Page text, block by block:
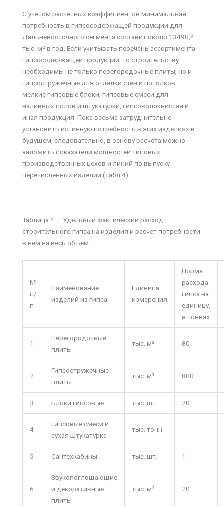
С учетом расчетных коэффициентов минимальная
потребность в гипсосодержащей продукции для
Дальневосточного сегмента составит около 13490,4
тыс. м² в год. Если учитывать перечень ассортимента
гипсосодержащей продукции, то строительству
необходимы не только перегородочные плиты, но и
гипсостружечные для отделки стен и потолков,
мелкие гипсовые блоки, гипсовые смеси для
наливных полов и штукатурки, гипсоволокнистая и
иная продукция. Пока весьма затруднительно
установить истинную потребность в этих изделиях в
будущем, следовательно, в основу расчета можно
заложить показатели мощностей типовых
производственных цехов и линий по выпуску
перечисленных изделий (табл.4).
Таблица 4 — Удельный фактический расход
строительного гипса на изделия и расчет потребности
в нем на весь объем
№
п/
п
Наименование
изделий из гипса
Единица
измерения
Норма
расхода
гипса на
единицу,
в тоннах
1
Перегородочные
плиты
тыс. м² 80
2
Гипсостружечные
плиты
тыс. м³ 800
3 Блоки гипсовые тыс. шт. 20
4
Гипсовые смеси и
сухая штукатурка
тыс. тонн
5 Сантехкабины тыс. шт. 1
6
Звукопоглощающие
и декоративные
плиты
тыс. м² 20